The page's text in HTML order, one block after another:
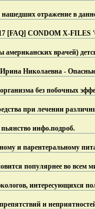
отражение в
CONDOM X-FILES
врачей)
Николаевна -
без побочных
при лечении
инфо.подроб.
и парентеральному
популярнее во всем
интересующихся
и